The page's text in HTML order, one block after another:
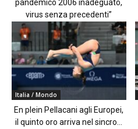
pandemico 2006 inadeguato,
virus senza precedenti”
Italia / Mondo
En plein Pellacani agli Europei,
il quinto oro arriva nel sincro...